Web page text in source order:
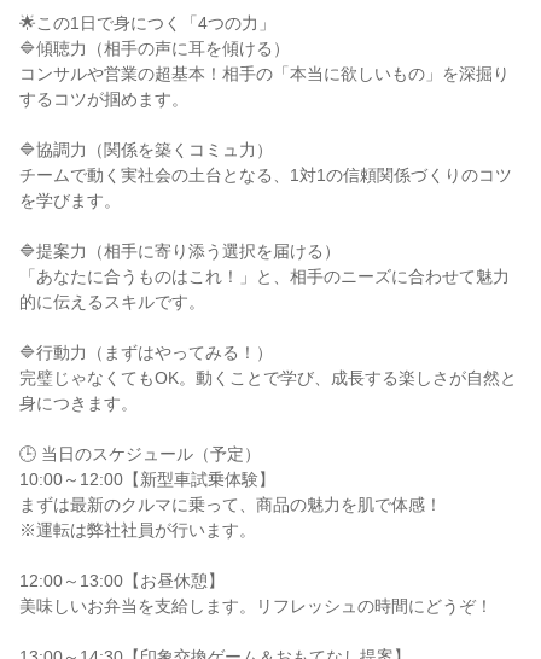
🌟この1日で身につく「4つの力」
🔷傾聴力（相手の声に耳を傾ける）
コンサルや営業の超基本！相手の「本当に欲しいもの」を深掘り
するコツが掴めます。
🔷協調力（関係を築くコミュ力）
チームで動く実社会の土台となる、1対1の信頼関係づくりのコツ
を学びます。
🔷提案力（相手に寄り添う選択を届ける）
「あなたに合うものはこれ！」と、相手のニーズに合わせて魅力
的に伝えるスキルです。
🔷行動力（まずはやってみる！）
完璧じゃなくてもOK。動くことで学び、成長する楽しさが自然と
身につきます。
🕒 当日のスケジュール（予定）
10:00～12:00【新型車試乗体験】
まずは最新のクルマに乗って、商品の魅力を肌で体感！
※運転は弊社社員が行います。
12:00～13:00【お昼休憩】
美味しいお弁当を支給します。リフレッシュの時間にどうぞ！